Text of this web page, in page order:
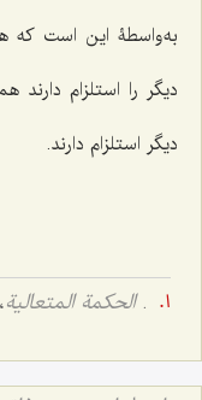
به‌واسطۀ این است که
دیگر را استلزام
دیگر استلزام دارند.
.الحکمة المتعالیة،